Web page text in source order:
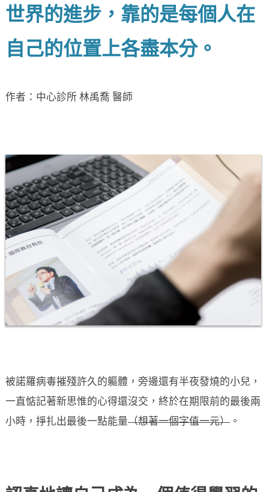
世界的進步，靠的是每個人在
自己的位置上各盡本分。
作者：中心診所 林禹喬 醫師
被諾羅病毒摧殘許久的軀體，旁邊還有半夜發燒的小兒，
一直惦記著新思惟的心得還沒交，終於在期限前的最後兩
小時，掙扎出最後一點能量（想著一個字值一元） 。